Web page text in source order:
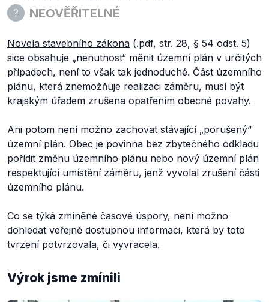
NEOVĚŘITELNÉ
Novela stavebního zákona (.pdf, str. 28, § 54 odst. 5)
sice obsahuje „nenutnost“ měnit územní plán v určitých
případech, není to však tak jednoduché. Část územního
plánu, která znemožňuje realizaci záměru, musí být
krajským úřadem zrušena opatřením obecné povahy.
Ani potom není možno zachovat stávající „porušený“
územní plán. Obec je povinna bez zbytečného odkladu
pořídit změnu územního plánu nebo nový územní plán
respektující umístění záměru, jenž vyvolal zrušení části
územního plánu.
Co se týká zmíněné časové úspory, není možno
dohledat veřejně dostupnou informaci, která by toto
tvrzení potvrzovala, či vyvracela.
Výrok jsme zmínili